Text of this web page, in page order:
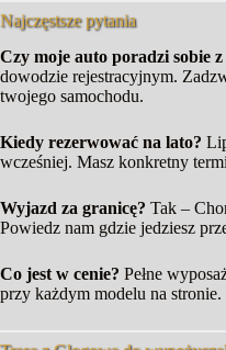
Najczęstsze pytania
Czy moje auto poradzi sobie
dowodzie rejestracyjnym.
twojego samochodu.
Kiedy rezerwować na lato?
wcześniej. Masz konkretny
Wyjazd za granicę? Tak –
Powiedz nam gdzie jedziesz
Co jest w cenie? Pełne
przy każdym modelu na stronie.